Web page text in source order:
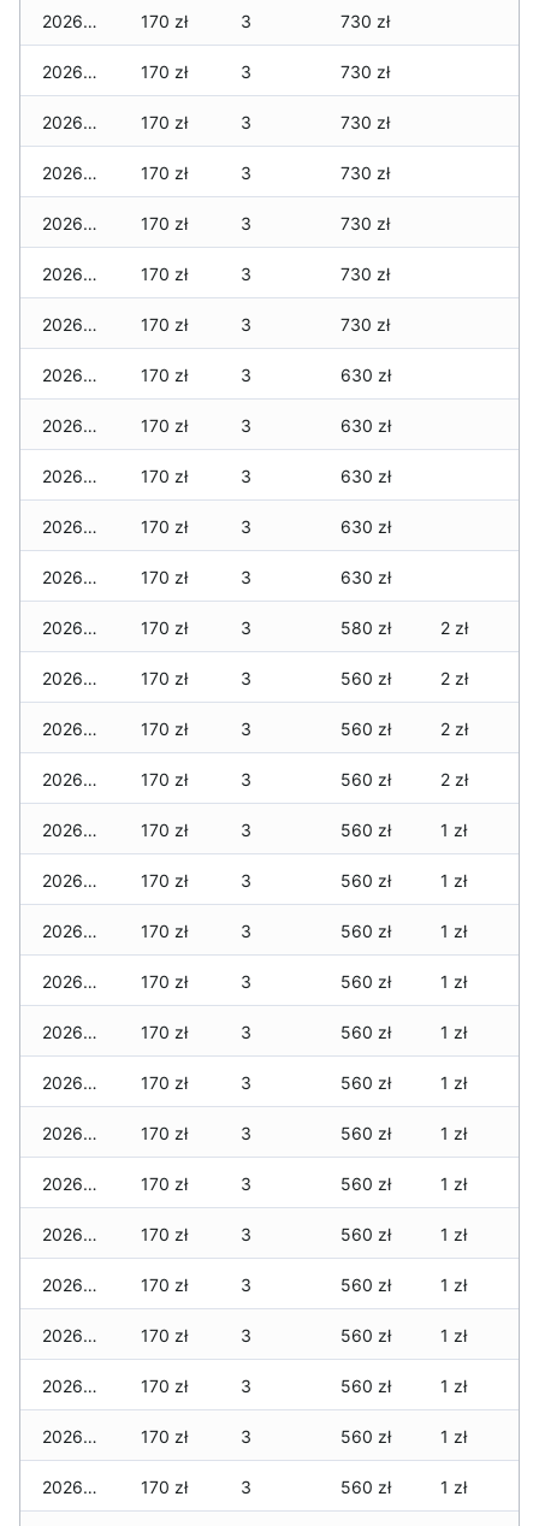
2026-05-24 170 zł 3 730 zł
2026-05-23 170 zł 3 730 zł
2026-05-22 170 zł 3 730 zł
2026-05-21 170 zł 3 730 zł
2026-05-20 170 zł 3 730 zł
2026-05-19 170 zł 3 730 zł
2026-05-18 170 zł 3 730 zł
2026-05-17 170 zł 3 630 zł
2026-05-16 170 zł 3 630 zł
2026-05-15 170 zł 3 630 zł
2026-05-14 170 zł 3 630 zł
2026-05-13 170 zł 3 630 zł
2026-05-12 170 zł 3 580 zł 2 zł
2026-05-09 170 zł 3 560 zł 2 zł
2026-05-08 170 zł 3 560 zł 2 zł
2026-05-07 170 zł 3 560 zł 2 zł
2026-05-06 170 zł 3 560 zł 1 zł
2026-05-05 170 zł 3 560 zł 1 zł
2026-05-04 170 zł 3 560 zł 1 zł
2026-05-03 170 zł 3 560 zł 1 zł
2026-05-02 170 zł 3 560 zł 1 zł
2026-05-01 170 zł 3 560 zł 1 zł
2026-04-30 170 zł 3 560 zł 1 zł
2026-04-29 170 zł 3 560 zł 1 zł
2026-04-28 170 zł 3 560 zł 1 zł
2026-04-27 170 zł 3 560 zł 1 zł
2026-04-26 170 zł 3 560 zł 1 zł
2026-04-25 170 zł 3 560 zł 1 zł
2026-04-24 170 zł 3 560 zł 1 zł
2026-04-23 170 zł 3 560 zł 1 zł